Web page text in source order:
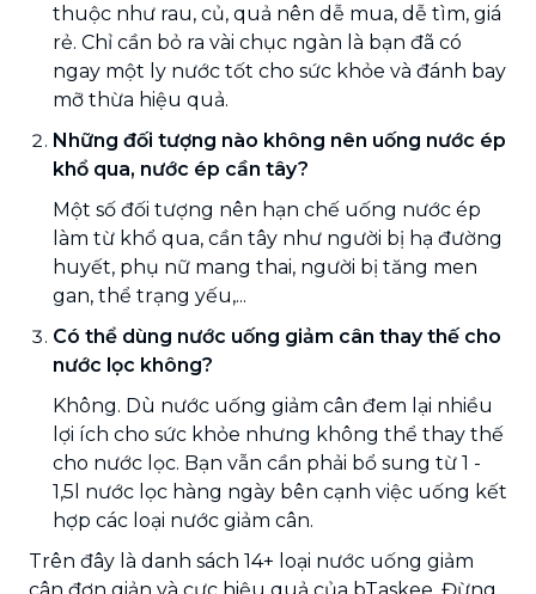
thuộc như rau, củ, quả nên dễ mua, dễ tìm, giá
rẻ. Chỉ cần bỏ ra vài chục ngàn là bạn đã có
ngay một ly nước tốt cho sức khỏe và đánh bay
mỡ thừa hiệu quả.
Những đối tượng nào không nên uống nước ép
khổ qua, nước ép cần tây?
Một số đối tượng nên hạn chế uống nước ép
làm từ khổ qua, cần tây như người bị hạ đường
huyết, phụ nữ mang thai, người bị tăng men
gan, thể trạng yếu,...
Có thể dùng nước uống giảm cân thay thế cho
nước lọc không?
Không. Dù nước uống giảm cân đem lại nhiều
lợi ích cho sức khỏe nhưng không thể thay thế
cho nước lọc. Bạn vẫn cần phải bổ sung từ 1 -
1,5l nước lọc hàng ngày bên cạnh việc uống kết
hợp các loại nước giảm cân.
Trên đây là danh sách 14+ loại nước uống giảm
cân đơn giản và cực hiệu quả của bTaskee. Đừng